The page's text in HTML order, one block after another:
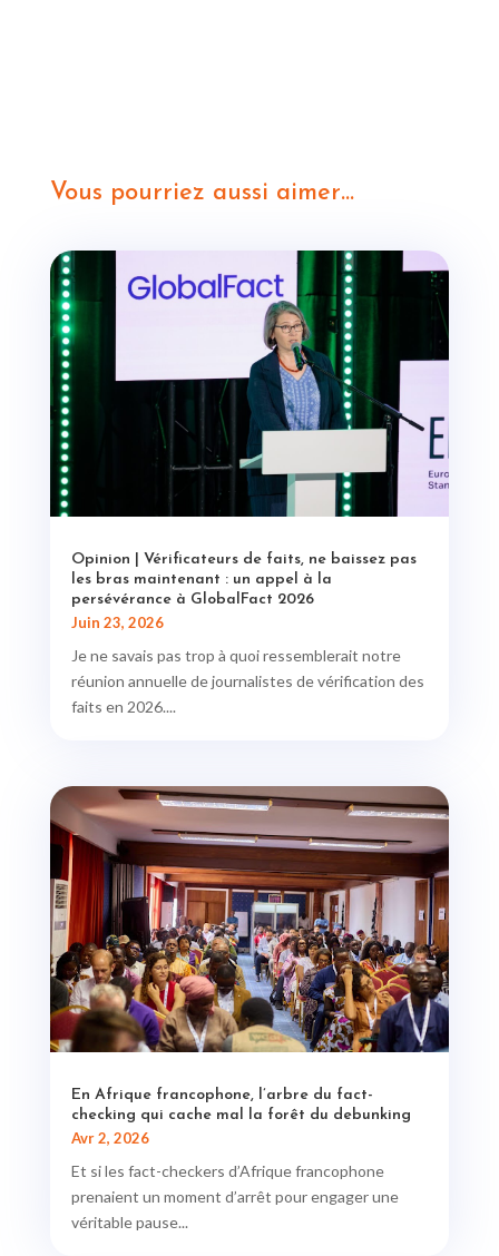
Vous pourriez aussi aimer…
Opinion | Vérificateurs de faits, ne baissez pas
les bras maintenant : un appel à la
persévérance à GlobalFact 2026
Juin 23, 2026
Je ne savais pas trop à quoi ressemblerait notre
réunion annuelle de journalistes de vérification des
faits en 2026....
En Afrique francophone, l’arbre du fact-
checking qui cache mal la forêt du debunking
Avr 2, 2026
Et si les fact-checkers d’Afrique francophone
prenaient un moment d’arrêt pour engager une
véritable pause...